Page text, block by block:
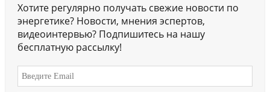
Хотите регулярно получать свежие новости по
энергетике? Новости, мнения эспертов,
видеоинтервью? Подпишитесь на нашу
бесплатную рассылку!